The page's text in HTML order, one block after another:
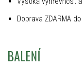
Doprava ZDARMA
BALENÍ